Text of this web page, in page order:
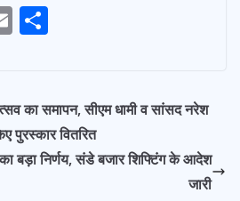
E
l e
का समापन, सीएम धामी व सांसद नरेश
पुरस्कार वितरित
बड़ा निर्णय, संडे बजार शिफ्टिंग के आदेश
जारी